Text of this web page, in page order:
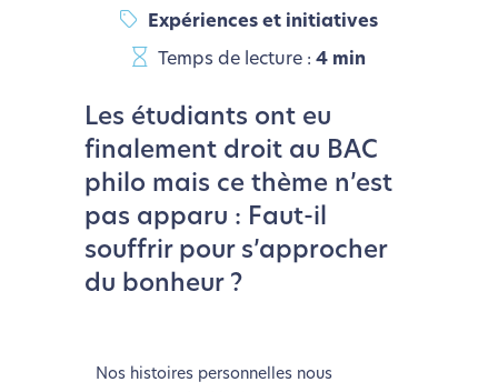
Expériences et initiatives
Temps de lecture : 4 min
Les étudiants ont eu
finalement droit au BAC
philo mais ce thème n’est
pas apparu : Faut-il
souffrir pour s’approcher
du bonheur ?
Nos histoires personnelles nous